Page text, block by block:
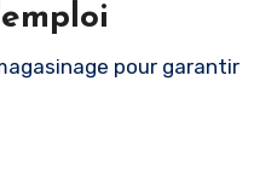
pour garantir